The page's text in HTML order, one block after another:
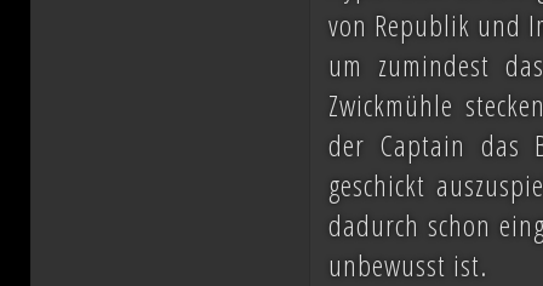
von Republik und
um zumindest
Zwickmühle
der Captain das
geschickt
dadurch schon
unbewusst ist.